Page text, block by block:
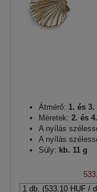
Átmérő: 1. és
Méretek: 2. és
A nyílás
A nyílás
Súly: kb. 11 g